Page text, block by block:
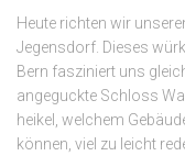
Heute richten wir
Jegensdorf. Dieses
Bern fasziniert uns
angeguckte Schloss
heikel, welchem
können, viel zu leicht